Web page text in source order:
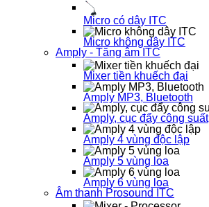
Micro có dây ITC
Micro không dây ITC
Amply - Tăng âm ITC
Mixer tiền khuếch đại
Amply MP3, Bluetooth
Amply, cục đẩy công suất
Amply 4 vùng độc lập
Amply 5 vùng loa
Amply 6 vùng loa
Âm thanh Prosound ITC